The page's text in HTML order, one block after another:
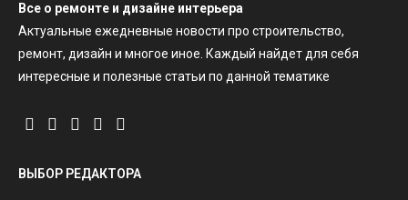
Все о ремонте и дизайне интерьера
Актуальные ежедневные новости про строительство,
ремонт, дизайн и многое иное. Каждый найдет для себя
интересные и полезные статьи по данной тематике
ВЫБОР РЕДАКТОРА